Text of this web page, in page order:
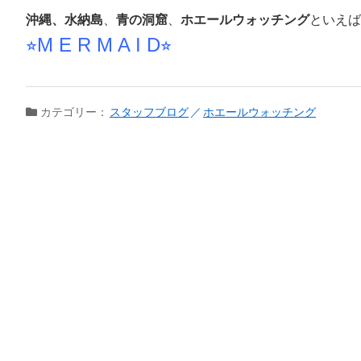
沖縄、水納島 青の洞窟 ホエールウォッチングといえ
⭐︎M E R M A I D⭐︎
カテゴリー： スタッフブログ ホエールウォッチング